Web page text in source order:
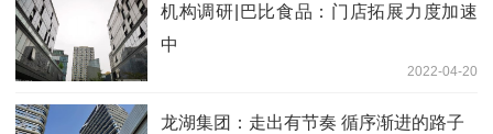
机构调研|巴比食品：门店拓展力度加速
中
2022-04-20
龙湖集团：走出有节奏 循序渐进的路子